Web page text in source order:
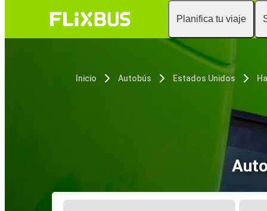
Planifica tu viaje
Inicio Autobús Estados Unidos